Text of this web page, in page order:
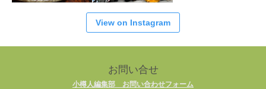
View on Instagram
お問い合せ
小樽人編集部 お問い合わせフォーム